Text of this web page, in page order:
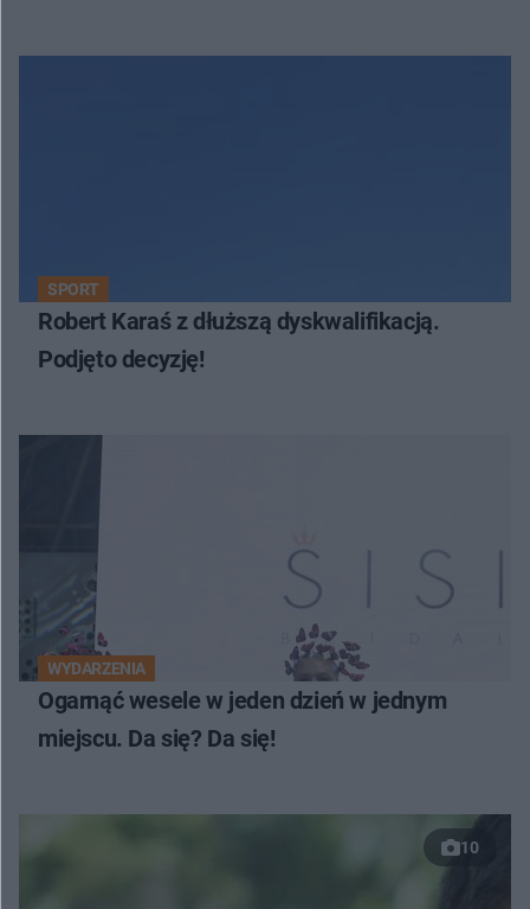
SPORT
Robert Karaś z dłuższą dyskwalifikacją.
Podjęto decyzję!
WYDARZENIA
Ogarnąć wesele w jeden dzień w jednym
miejscu. Da się? Da się!
10